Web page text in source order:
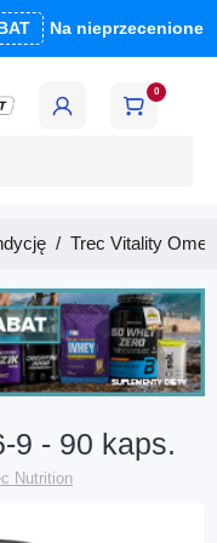
Na nieprzecenione
0
Trec Vitality
9 - 90 kaps.
Nutrition